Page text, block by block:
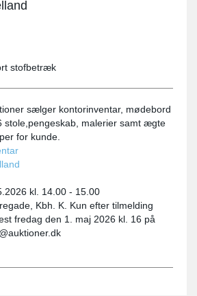
stofbetræk
sælger kontorinventar, mødebord
stole,pengeskab, malerier samt ægte
for kunde.
kl. 14.00 - 15.00
Kbh. K. Kun efter tilmelding
fredag den 1. maj 2026 kl. 16 på